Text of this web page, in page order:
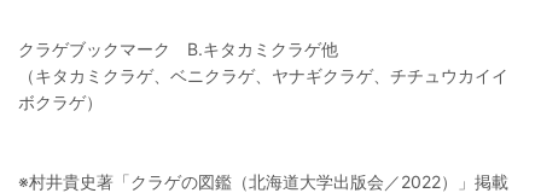
クラゲブックマーク B.キタカミクラゲ他
（キタカミクラゲ、ベニクラゲ、ヤナギクラゲ、チチュウカイイ
ボクラゲ）
※村井貴史著「クラゲの図鑑（北海道大学出版会／2022）」掲載